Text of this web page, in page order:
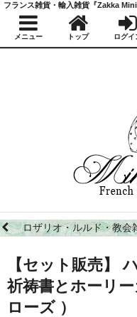
ロザリオ・ルルド・教会
【セット販売】
祈祷書とホーリ
ローズ ）
メニュー トップ ログイ